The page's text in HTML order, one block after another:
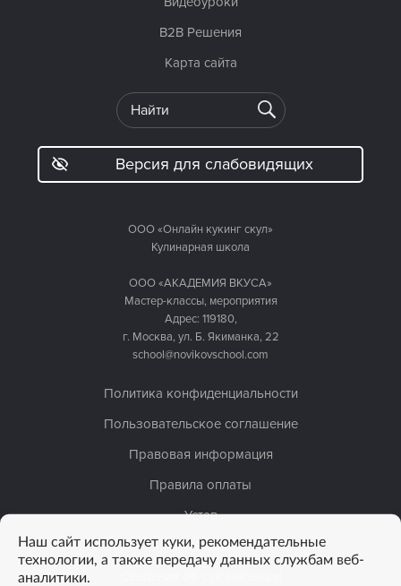
ООО «Онлайн кукинг скул»
Кулинарная школа
ООО «АКАДЕМИЯ ВКУСА»
Мастер-классы, мероприятия
Адрес: 119180,
г. Москва, ул. Б. Якиманка, 22
school@novikovschool.com
Политика конфиденциальности
Пользовательское соглашение
Правовая информация
Правила оплаты
Устав
Лицензия
B2B Решения
Карта сайта
Версия для слабовидящих
Наш сайт использует куки, рекомендательные
технологии, а также передачу данных службам веб-
аналитики.